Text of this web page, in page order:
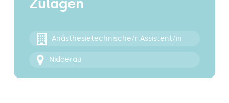
Kontakt
Zulagen
Anästhesietechnische/r Assistent/in
Nidderau